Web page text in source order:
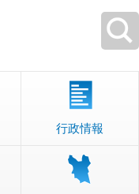
行政情報